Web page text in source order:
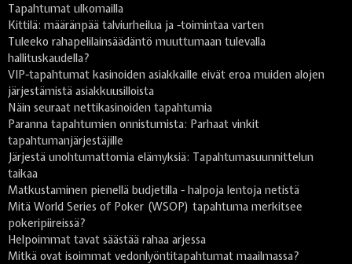
Tapahtumat ulkomailla
Kittilä: määränpää talviurheilua ja -toimintaa varten
Tuleeko rahapelilainsäädäntö muuttumaan tulevalla
hallituskaudella?
VIP-tapahtumat kasinoiden asiakkaille eivät eroa muiden alojen
järjestämistä asiakkuusilloista
Näin seuraat nettikasinoiden tapahtumia
Paranna tapahtumien onnistumista: Parhaat vinkit
tapahtumanjärjestäjille
Järjestä unohtumattomia elämyksiä: Tapahtumasuunnittelun
taikaa
Matkustaminen pienellä budjetilla - halpoja lentoja netistä
Mitä World Series of Poker (WSOP) tapahtuma merkitsee
pokeripiireissä?
Helpoimmat tavat säästää rahaa arjessa
Mitkä ovat isoimmat vedonlyöntitapahtumat maailmassa?